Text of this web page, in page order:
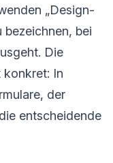
„Design-
bezeichnen, bei
Die
konkret: In
der
entscheidende